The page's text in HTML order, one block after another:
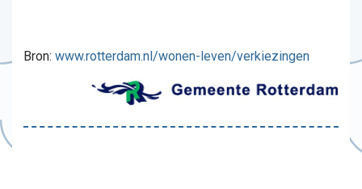
Bron: www.rotterdam.nl/wonen-leven/verkiezingen